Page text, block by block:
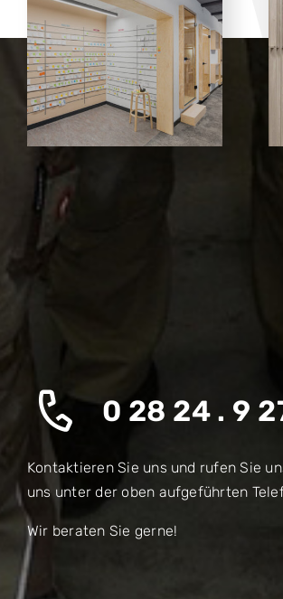
0 28 24 . 9
Kontaktieren Sie uns und rufen Sie
uns unter der oben aufgeführten
Wir beraten Sie gerne!